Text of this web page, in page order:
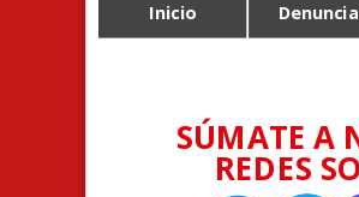
Inicio
SÚMATE A
REDES